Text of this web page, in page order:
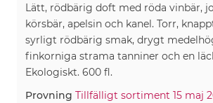
Lätt, rödbärig doft med röda vinbär,
körsbär, apelsin och kanel. Torr,
syrligt rödbärig smak, drygt
finkorniga strama tanniner och en
Ekologiskt. 600 fl.
Provning Tillfälligt sortiment 15 maj